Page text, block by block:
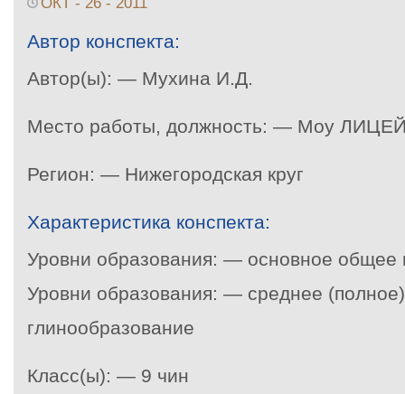
Автор конспекта:
Автор(ы): — Мухина И.Д.
Место работы, должность: — Моу
Регион: — Нижегородская круг
Характеристика конспекта:
Уровни образования: — основное общее
Уровни образования: — среднее
глинообразование
Класс(ы): — 9 чин